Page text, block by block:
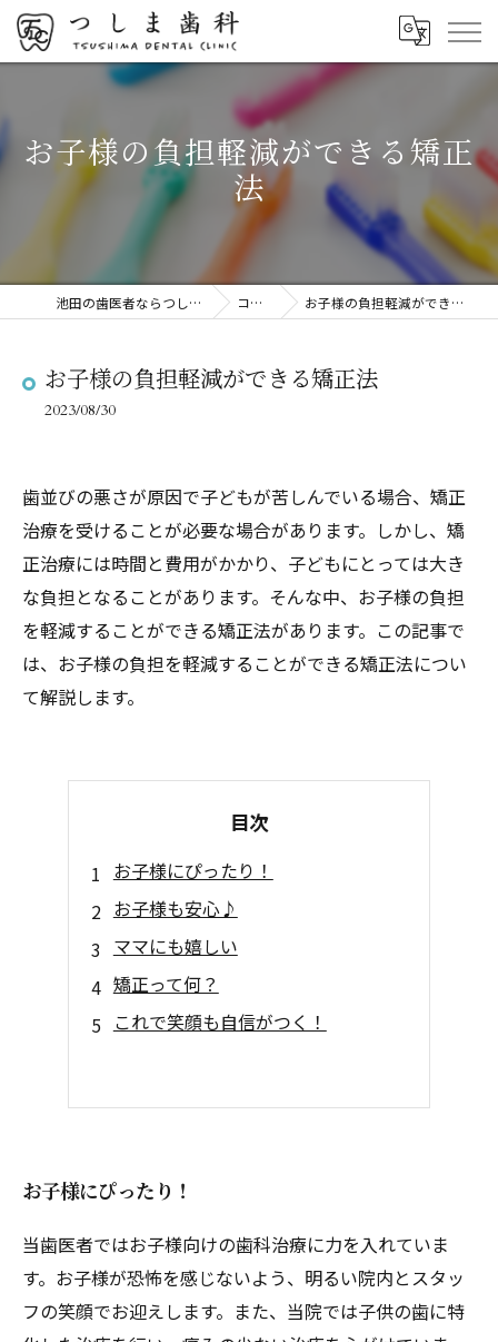
お子様の負担軽減ができる矯正
法
池田の歯医者ならつしま歯科 コラム お子様の負担軽減ができる矯正法
お子様の負担軽減ができる矯正法
2023/08/30
歯並びの悪さが原因で子どもが苦しんでいる場合、矯正
治療を受けることが必要な場合があります。しかし、矯
正治療には時間と費用がかかり、子どもにとっては大き
な負担となることがあります。そんな中、お子様の負担
を軽減することができる矯正法があります。この記事で
は、お子様の負担を軽減することができる矯正法につい
て解説します。
目次
お子様にぴったり！
お子様も安心♪
ママにも嬉しい
矯正って何？
これで笑顔も自信がつく！
お子様にぴったり！
当歯医者ではお子様向けの歯科治療に力を入れていま
す。お子様が恐怖を感じないよう、明るい院内とスタッ
フの笑顔でお迎えします。また、当院では子供の歯に特